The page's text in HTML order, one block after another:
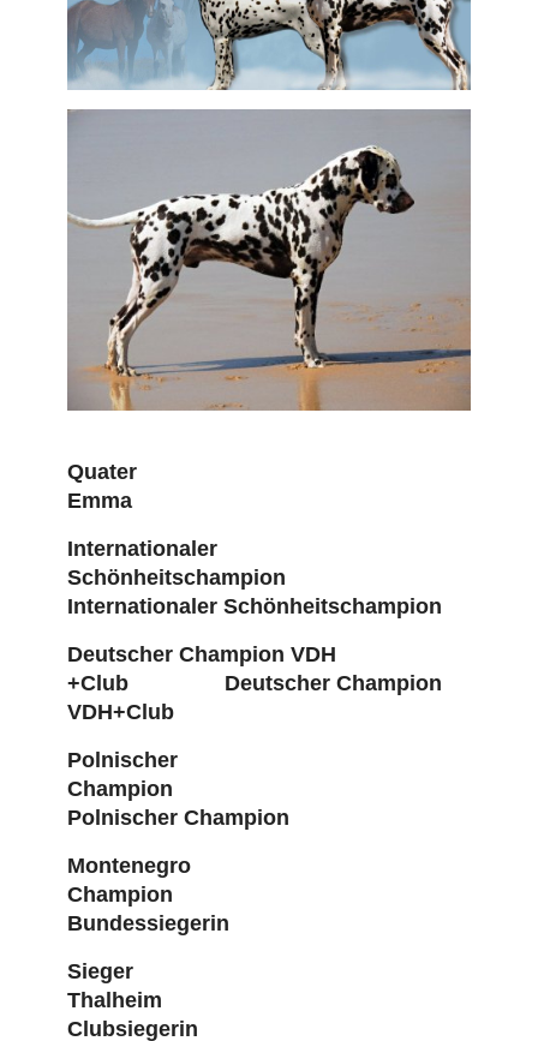
Quater
Emma
Internationaler
Schönheitschampion
Internationaler Schönheitschampion
Deutscher Champion VDH
+Club Deutscher Champion
VDH+Club
Polnischer
Champion
Polnischer Champion
Montenegro
Champion
Bundessiegerin
Sieger
Thalheim
Clubsiegerin